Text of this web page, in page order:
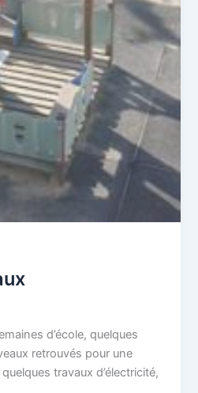
d’école, quelques
retrouvés pour une
travaux d’électricité,